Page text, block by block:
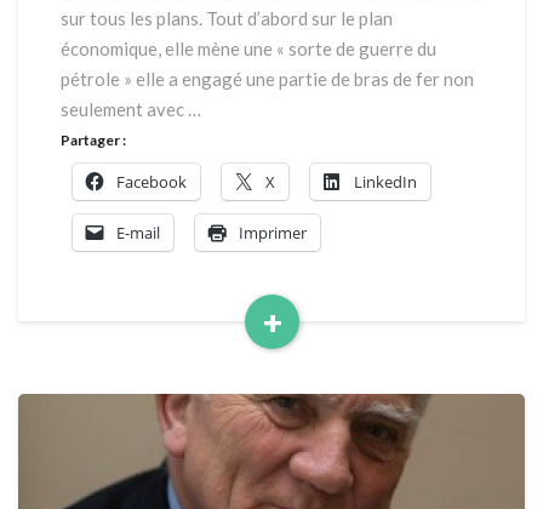
sur tous les plans. Tout d’abord sur le plan
économique, elle mène une « sorte de guerre du
pétrole » elle a engagé une partie de bras de fer non
seulement avec …
+
Read
Partager :
Facebook X LinkedIn
E-mail Imprimer